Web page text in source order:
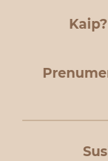
Kaip?